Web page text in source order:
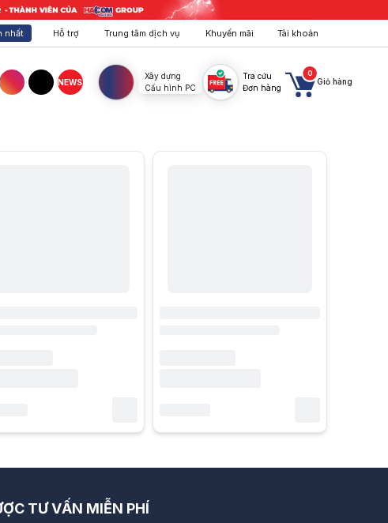
nhất Hỗ trợ Trung tâm dịch vụ Khuyến mãi Tài khoản
Instagram
TikTok
NEWS
Xây dựng
Cấu hình PC
Tra cứu
Đơn hàng
0
Giỏ hàng
TƯ VẤN MIỄN PHÍ